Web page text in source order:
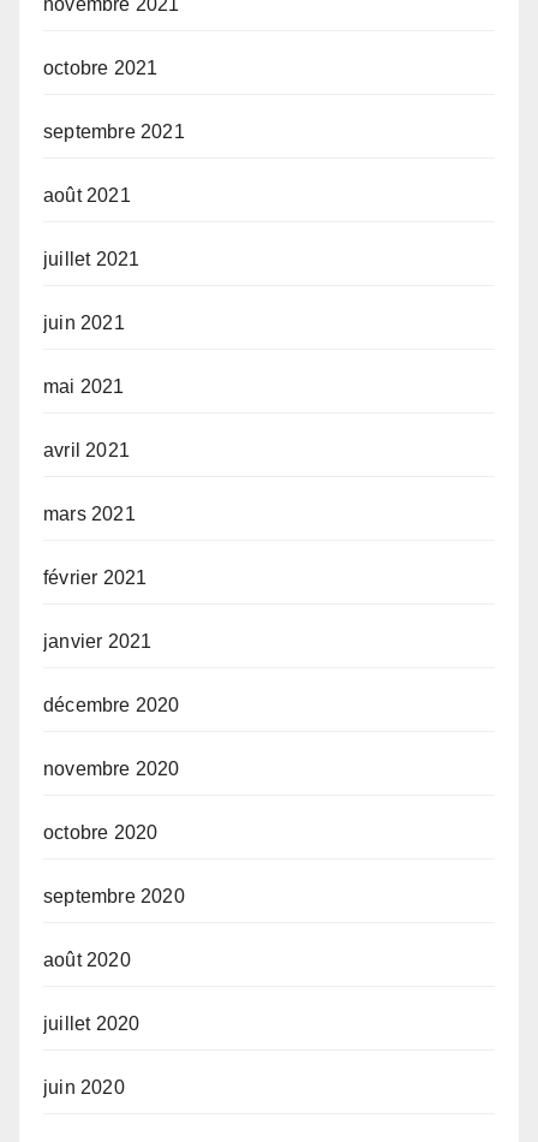
novembre 2021
octobre 2021
septembre 2021
août 2021
juillet 2021
juin 2021
mai 2021
avril 2021
mars 2021
février 2021
janvier 2021
décembre 2020
novembre 2020
octobre 2020
septembre 2020
août 2020
juillet 2020
juin 2020